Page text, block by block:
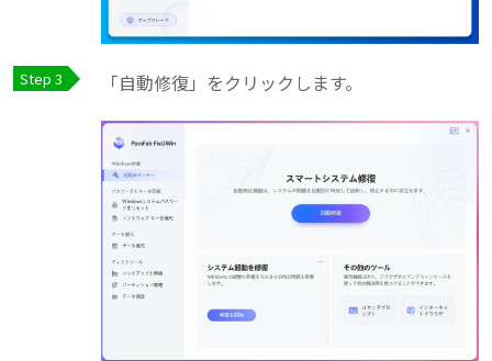
「自動修復」をクリックします。